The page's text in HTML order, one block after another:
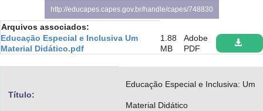
Gabinete de Segurança Institucional
Advocacia-Geral da União
Banco Central do Brasil
http://educapes.capes.gov.br/handle/capes/748830
Arquivos associados:
Educação Especial e Inclusiva Um
Material Didático.pdf
1.88
MB
Adobe
PDF
Título:
Educação Especial e Inclusiva: Um
Material Didático